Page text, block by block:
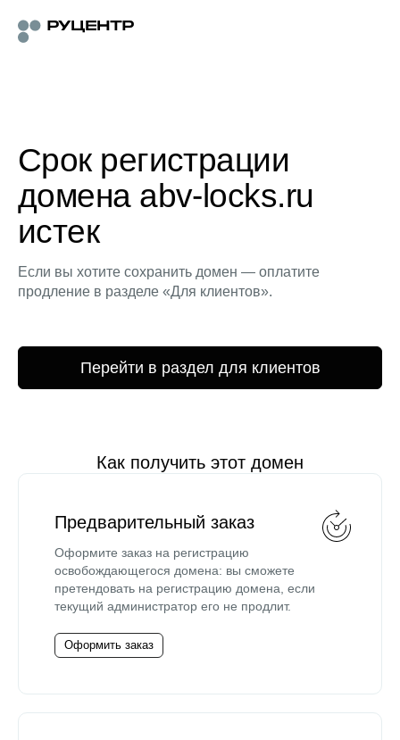
Срок регистрации
домена abv-locks.ru
истек
Если вы хотите сохранить домен — оплатите
продление в разделе «Для клиентов».
Перейти в раздел для клиентов
Как получить этот домен
Предварительный заказ
Оформите заказ на регистрацию
освобождающегося домена: вы сможете
претендовать на регистрацию домена, если
текущий администратор его не продлит.
Оформить заказ